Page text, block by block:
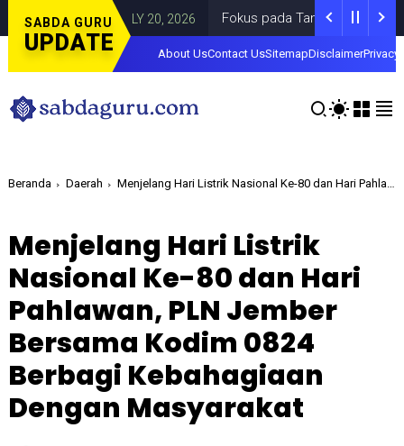
SABDA GURU
UPDATE
DAERAH JULY 20, 2026 Fokus pada Tantangan Akun Tiruan
About UsContact UsSitemapDisclaimerPrivacy
Beranda Daerah Menjelang Hari Listrik Nasional Ke-80 dan Hari Pahlawan, PLN Jember Bersama Kodim 0824 Berbagi Kebahagiaan Dengan Masyarakat
Menjelang Hari Listrik
Nasional Ke-80 dan Hari
Pahlawan, PLN Jember
Bersama Kodim 0824
Berbagi Kebahagiaan
Dengan Masyarakat